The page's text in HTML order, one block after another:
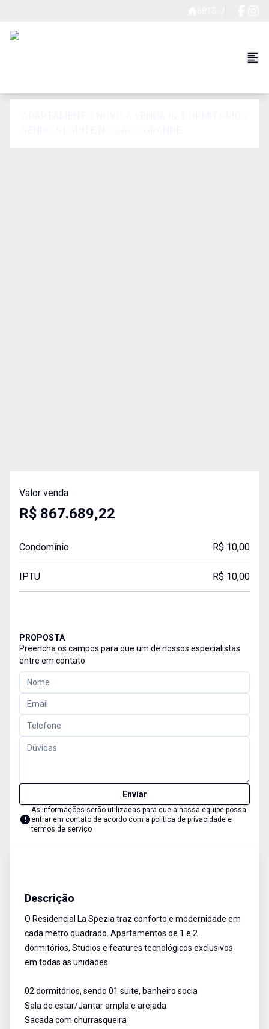
Valor venda
R$ 867.689,22
Condomínio R$ 10,00
IPTU R$ 10,00
PROPOSTA
Preencha os campos para que um de nossos especialistas
entre em contato
Enviar
As informações serão utilizadas para que a nossa equipe possa
entrar em contato de acordo com a política de privacidade e
termos de serviço
Descrição
O Residencial La Spezia traz conforto e modernidade em
cada metro quadrado. Apartamentos de 1 e 2
dormitórios, Studios e features tecnológicos exclusivos
em todas as unidades.
02 dormitórios, sendo 01 suite, banheiro socia
Sala de estar/Jantar ampla e arejada
Sacada com churrasqueira